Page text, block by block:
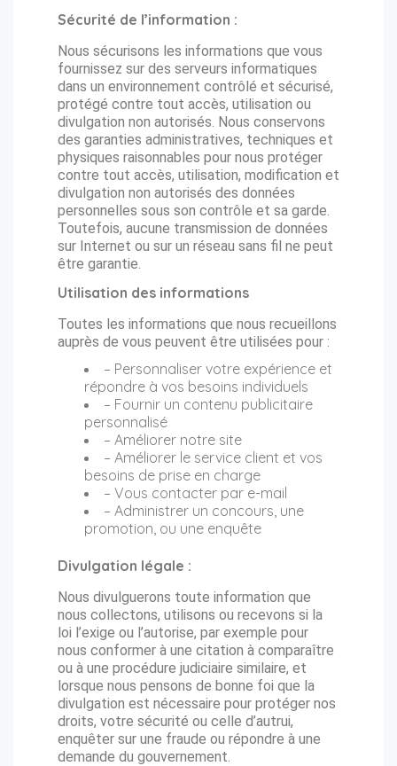
Sécurité de l’information :
Nous sécurisons les informations que vous
fournissez sur des serveurs informatiques
dans un environnement contrôlé et sécurisé,
protégé contre tout accès, utilisation ou
divulgation non autorisés. Nous conservons
des garanties administratives, techniques et
physiques raisonnables pour nous protéger
contre tout accès, utilisation, modification et
divulgation non autorisés des données
personnelles sous son contrôle et sa garde.
Toutefois, aucune transmission de données
sur Internet ou sur un réseau sans fil ne peut
être garantie.
Utilisation des informations
Toutes les informations que nous recueillons
auprès de vous peuvent être utilisées pour :
– Personnaliser votre expérience et
répondre à vos besoins individuels
– Fournir un contenu publicitaire
personnalisé
– Améliorer notre site
– Améliorer le service client et vos
besoins de prise en charge
– Vous contacter par e-mail
– Administrer un concours, une
promotion, ou une enquête
Divulgation légale :
Nous divulguerons toute information que
nous collectons, utilisons ou recevons si la
loi l’exige ou l’autorise, par exemple pour
nous conformer à une citation à comparaître
ou à une procédure judiciaire similaire, et
lorsque nous pensons de bonne foi que la
divulgation est nécessaire pour protéger nos
droits, votre sécurité ou celle d’autrui,
enquêter sur une fraude ou répondre à une
demande du gouvernement.